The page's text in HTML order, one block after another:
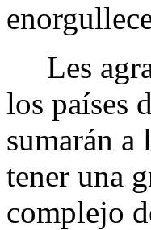
Les
los países
sumarán a
tener una
complejo